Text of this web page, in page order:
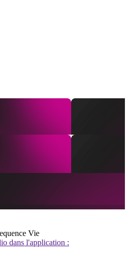
Vie
dans l'application :